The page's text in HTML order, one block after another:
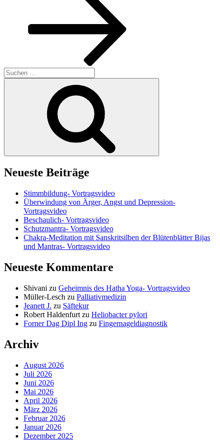
Suchen
nach:
Neueste Beiträge
Stimmbildung- Vortragsvideo
Überwindung von Ärger, Angst und Depression-
Vortragsvideo
Beschaulich- Vortragsvideo
Schutzmantra- Vortragsvideo
Chakra-Meditation mit Sanskritsilben der Blütenblätter Bijas
und Mantras- Vortragsvideo
Neueste Kommentare
Shivani zu Geheimnis des Hatha Yoga- Vortragsvideo
Müller-Lesch zu Palliativmedizin
Jeanett J. zu Säftekur
Robert Haldenfurt zu Heliobacter pylori
Forner Dag Dipl Ing zu Fingernageldiagnostik
Archiv
August 2026
Juli 2026
Juni 2026
Mai 2026
April 2026
März 2026
Februar 2026
Januar 2026
Dezember 2025